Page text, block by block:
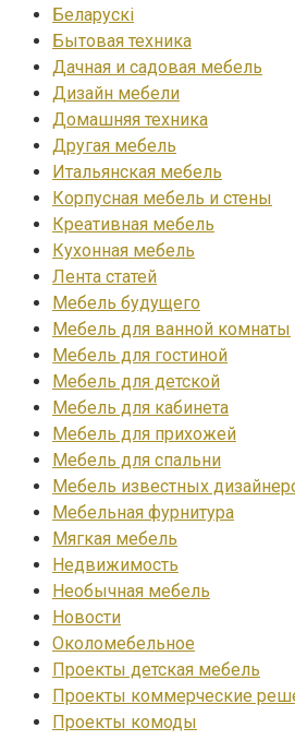
Беларускі
Бытовая техника
Дачная и садовая мебель
Дизайн мебели
Домашняя техника
Другая мебель
Итальянская мебель
Корпусная мебель и стены
Креативная мебель
Кухонная мебель
Лента статей
Мебель будущего
Мебель для ванной комнаты
Мебель для гостиной
Мебель для детской
Мебель для кабинета
Мебель для прихожей
Мебель для спальни
Мебель известных
Мебельная фурнитура
Мягкая мебель
Недвижимость
Необычная мебель
Новости
Околомебельное
Проекты детская мебель
Проекты коммерческие
Проекты комоды